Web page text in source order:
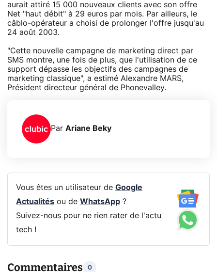
aurait attiré 15 000 nouveaux clients avec son offre
Net "haut débit" à 29 euros par mois. Par ailleurs, le
câblo-opérateur a choisi de prolonger l'offre jusqu'au
24 août 2003.
"Cette nouvelle campagne de marketing direct par
SMS montre, une fois de plus, que l'utilisation de ce
support dépasse les objectifs des campagnes de
marketing classique", a estimé Alexandre MARS,
Président directeur général de Phonevalley.
Par Ariane Beky
Vous êtes un utilisateur de Google
Actualitésou de WhatsApp?
Suivez-nous pour ne rien rater de l'actu
tech !
Commentaires 0